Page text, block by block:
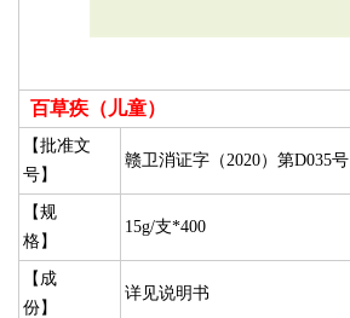
百草疾（儿童）
【批准文
号】
赣卫消证字（2020）第D035号
【规
格】
15g/支*400
【成
份】
详见说明书